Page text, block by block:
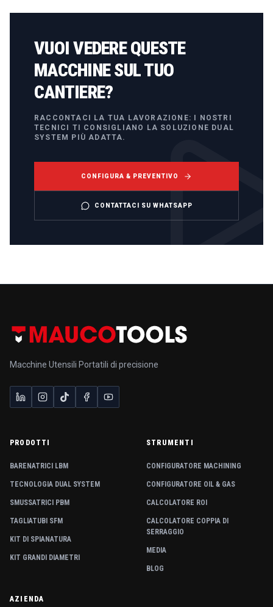
VUOI VEDERE QUESTE
MACCHINE SUL TUO
CANTIERE?
RACCONTACI LA TUA LAVORAZIONE: I NOSTRI
TECNICI TI CONSIGLIANO LA SOLUZIONE DUAL
SYSTEM PIÙ ADATTA.
CONFIGURA & PREVENTIVO
CONTATTACI SU WHATSAPP
Macchine Utensili Portatili di precisione
PRODOTTI
BARENATRICI LBM
TECNOLOGIA DUAL SYSTEM
SMUSSATRICI PBM
TAGLIATUBI SFM
KIT DI SPIANATURA
KIT GRANDI DIAMETRI
STRUMENTI
CONFIGURATORE MACHINING
CONFIGURATORE OIL & GAS
CALCOLATORE ROI
CALCOLATORE COPPIA DI
SERRAGGIO
MEDIA
BLOG
AZIENDA